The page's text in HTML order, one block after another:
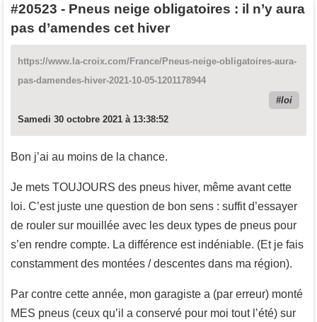
#20523 - Pneus neige obligatoires : il n’y aura
pas d’amendes cet hiver
https://www.la-croix.com/France/Pneus-neige-obligatoires-aura-
pas-damendes-hiver-2021-10-05-1201178944
loi
Samedi 30 octobre 2021 à 13:38:52
Bon j’ai au moins de la chance.
Je mets TOUJOURS des pneus hiver, même avant cette
loi. C’est juste une question de bon sens : suffit d’essayer
de rouler sur mouillée avec les deux types de pneus pour
s’en rendre compte. La différence est indéniable. (Et je fais
constamment des montées / descentes dans ma région).
Par contre cette année, mon garagiste a (par erreur) monté
MES pneus (ceux qu’il a conservé pour moi tout l’été) sur